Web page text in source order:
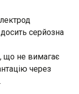
серйозна
що не вимагає
через